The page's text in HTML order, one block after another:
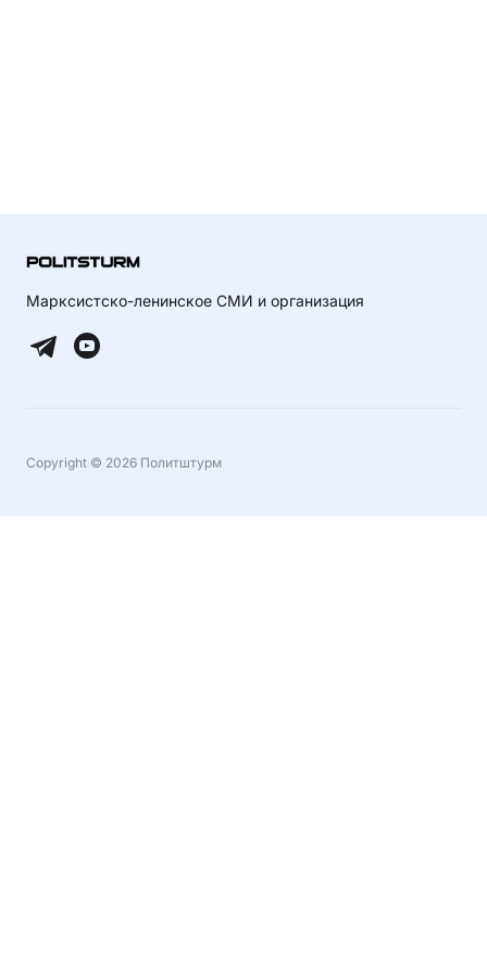
Марксистско-ленинское СМИ и организация
Copyright © 2026 Политштурм